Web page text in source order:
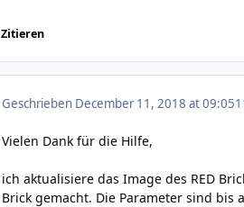
Zitieren
Geschrieben December 11, 2018 at 09:05
Vielen Dank für die Hilfe,
ich aktualisiere das Image des RED
Brick gemacht. Die Parameter sind